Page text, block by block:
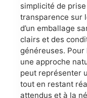
simplicité de
transparence sur
d’un emballage
clairs et des
généreuses.
une approche
peut représenter
tout en restant
attendus et à la